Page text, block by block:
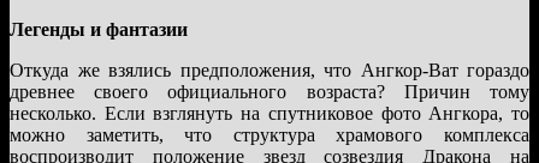
Легенды и фантазии
Откуда же взялись предположения, что Ангкор-Ват гораздо
древнее своего официального возраста? Причин тому
несколько. Если взглянуть на спутниковое фото Ангкора, то
можно заметить, что структура храмового комплекса
воспроизводит положение звезд созвездия Дракона на